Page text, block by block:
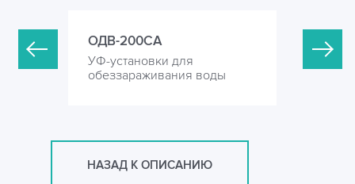
ОДВ-200СА
УФ-установки для
обеззараживания воды
ОДВ-
УФ-
НАЗАД К ОПИСАНИЮ